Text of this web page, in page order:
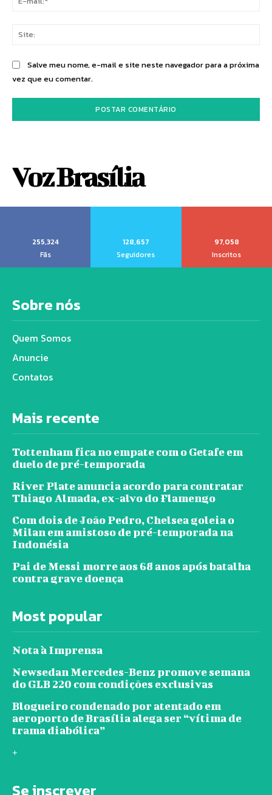
Salve meu nome, e-mail e site neste navegador para a próxima
vez que eu comentar.
Voz Brasília
255,324
Fãs
128,657
Seguidores
97,058
Inscritos
Sobre nós
Quem Somos
Anuncie
Contatos
Mais recente
Tottenham fica no empate com o Getafe em
duelo de pré-temporada
River Plate anuncia acordo para contratar
Thiago Almada, ex-alvo do Flamengo
Com dois de João Pedro, Chelsea goleia o
Milan em amistoso de pré-temporada na
Indonésia
Pai de Messi morre aos 68 anos após batalha
contra grave doença
Most popular
Nota à Imprensa
Newsedan Mercedes-Benz promove semana
do GLB 220 com condições exclusivas
Blogueiro condenado por atentado em
aeroporto de Brasília alega ser “vítima de
trama diabólica”
+
Se inscrever